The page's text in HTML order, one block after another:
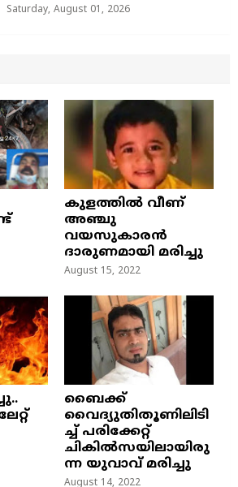
Saturday, August 01, 2026
കുളത്തില്‍ വീണ്
അഞ്ചു
വയസുകാരന്‍
ദാരുണമായി മരിച്ചു
August 15, 2022
ബൈക്ക്
വൈദ്യുതിതൂണിലിടി
ച്ച്‌ പരിക്കേറ്റ്
ചികില്‍സയിലായിരു
ന്ന യുവാവ് മരിച്ചു
August 14, 2022